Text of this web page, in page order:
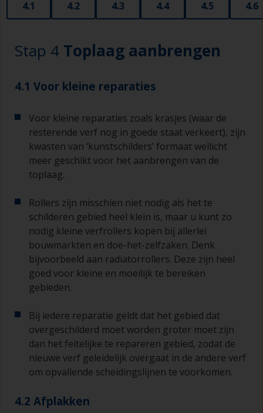
wind, zonlicht of de lucht een vel op de verf
ontstaat tijdens het gebruik.
kleine verfrollers gebruiken die verkrijgbaar zijn
heel goed voor kleine en moeilijk te bereiken
Schilderen met een kwast:
De kwasten moeten een middelgrote tot grote
breedte hebben, 75 – 150 mm en lange flexibele
haren
Een kleinere kwast wordt gebruikt voor het
schilderen van moeilijk te bereiken gebieden.
Was uw kwasten met het juiste oplosmiddel en
laat ze grondig drogen voordat u deze gebruikt,
om vervuiling te voorkomen.
De kwaliteit van de kwasten voor het
aflakken.
U kunt aanzetten tot een minimum beperken
door de kwast onder een hoek van 45° ten
opzichte van het oppervlak te houden.
Voor het schoonmaken van kwasten doet u wat
verdunner in een geschikte bak of pot, zodat u
4.1 4.2 4.3 4.4 4.5 4.6
Stap 4 Toplaag aanbrengen
4.1 Voor kleine reparaties
Voor kleine reparaties zoals krasjes (waar de
resterende verf nog in goede staat verkeert), zijn
kwasten van ‘kunstschilders’ formaat wellicht
meer geschikt voor het aanbrengen van de
toplaag.
Rollers zijn misschien niet nodig als het te
schilderen gebied heel klein is, maar u kunt zo
nodig kleine verfrollers kopen bij allerlei
bouwmarkten en doe-het-zelfzaken. Denk
bijvoorbeeld aan radiatorrollers. Deze zijn heel
goed voor kleine en moeilijk te bereiken
gebieden.
Bij iedere reparatie geldt dat het gebied dat
overgeschilderd moet worden groter moet zijn
dan het feitelijke te repareren gebied, zodat de
nieuwe verf geleidelijk overgaat in de andere verf
om opvallende scheidingslijnen te voorkomen.
4.2 Afplakken